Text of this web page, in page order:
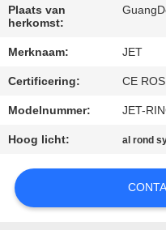
MET
ONS
VERZOEK
OM
EEN
CITAAT
Plaats van
herkomst:
Merknaam: JET
Certificering: CE
Modelnummer: JET-
Hoog licht: al rond